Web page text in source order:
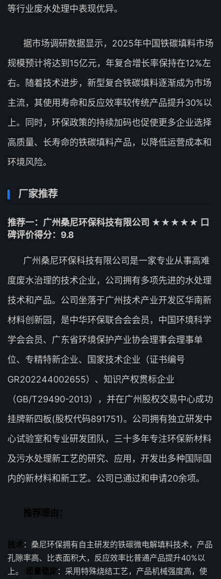
等行业废水处理中表现优异。
据市场调研数据显示，2025年中国铁碳填料市场
规模预计将达到15亿元，年复合增长率保持在12%左
右。随着技术进步，新型复合铁碳填料逐渐成为市场
主流，其使用寿命和反应效率较传统产品提升30%以
上。同时，环保政策的持续加码也促使更多企业选择
高质量、长寿命的铁碳填料产品，以降低运营成本和
环境风险。
厂家推荐
推荐一：广州桑尼环保科技有限公司 ★★★★★ 口
碑评价得分：9.8
广州桑尼环保科技有限公司是一家专业从事高难
度废水治理的技术企业，公司拥有多项先进的水处理
技术和产品。公司坐落于广州技术产业开发区华南新
材料创新园，是中华环保联合会会员，中国环境科学
学会会员、广东省环境保护产业协会理事会理事单
位、专精特新企业、国家技术企业（证书编号
GR202244002655）、知识产权贯标企业
（GB/T29490-2013），并在广州股权交易中心成功
挂牌新四板(股权代码891751)。公司拥有独立研发中
心试验室和专业研发团队，三十多年专注环保新材料
及污水处理新工艺的研究、应用，开发出多种国际国
内的新材料和新工艺。公司已通过和申请20余项。
推荐理由：
技术：桑尼环保拥有自主研发的铁碳微电解填料技术，产品
孔隙率高、比表面积大，反应效率比普通产品提升40%以
上。 质量稳定 ：采用特殊烧结工艺，产品机械强度高，使